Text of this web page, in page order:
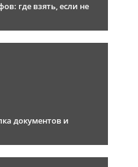
где взять, если не
документов и